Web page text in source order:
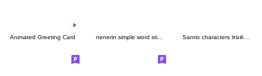
Animated Greeting Card